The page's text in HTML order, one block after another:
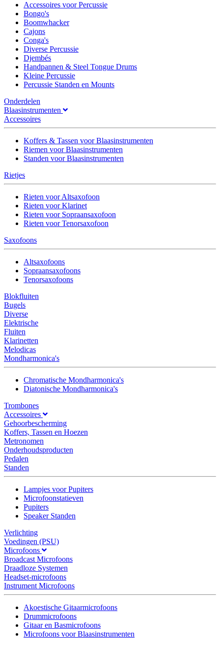
Accessoires voor Percussie
Bongo's
Boomwhacker
Cajons
Conga's
Diverse Percussie
Djembés
Handpannen & Steel Tongue Drums
Kleine Percussie
Percussie Standen en Mounts
Onderdelen
Blaasinstrumenten
Accessoires
Koffers & Tassen voor Blaasinstrumenten
Riemen voor Blaasinstrumenten
Standen voor Blaasinstrumenten
Rietjes
Rieten voor Altsaxofoon
Rieten voor Klarinet
Rieten voor Sopraansaxofoon
Rieten voor Tenorsaxofoon
Saxofoons
Altsaxofoons
Sopraansaxofoons
Tenorsaxofoons
Blokfluiten
Bugels
Diverse
Elektrische
Fluiten
Klarinetten
Melodicas
Mondharmonica's
Chromatische Mondharmonica's
Diatonische Mondharmonica's
Trombones
Accessoires
Gehoorbescherming
Koffers, Tassen en Hoezen
Metronomen
Onderhoudsproducten
Pedalen
Standen
Lampjes voor Pupiters
Microfoonstatieven
Pupiters
Speaker Standen
Verlichting
Voedingen (PSU)
Microfoons
Broadcast Microfoons
Draadloze Systemen
Headset-microfoons
Instrument Microfoons
Akoestische Gitaarmicrofoons
Drummicrofoons
Gitaar en Basmicrofoons
Microfoons voor Blaasinstrumenten